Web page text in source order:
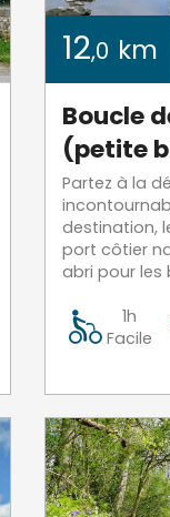
12,0 km
Boucle
(petite
Partez à la
destination,
port côtier
abri pour les
1h
Facile